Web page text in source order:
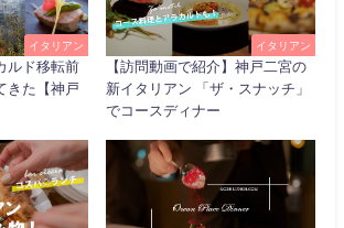
イタリアン
ルド移転前
きた【神戸
イタリアン
【訪問動画で紹介】神戸二宮の
新イタリアン 「ザ・スナッチ」
でコースディナー